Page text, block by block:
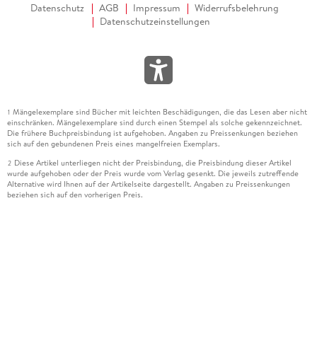
Datenschutz AGB Impressum
Widerrufsbelehrung
Datenschutzeinstellungen
1 Mängelexemplare sind Bücher mit leichten Beschädigungen, die das Lesen aber nicht
einschränken. Mängelexemplare sind durch einen Stempel als solche gekennzeichnet.
Die frühere Buchpreisbindung ist aufgehoben. Angaben zu Preissenkungen beziehen
sich auf den gebundenen Preis eines mangelfreien Exemplars.
2 Diese Artikel unterliegen nicht der Preisbindung, die Preisbindung dieser Artikel
wurde aufgehoben oder der Preis wurde vom Verlag gesenkt. Die jeweils zutreffende
Alternative wird Ihnen auf der Artikelseite dargestellt. Angaben zu Preissenkungen
beziehen sich auf den vorherigen Preis.